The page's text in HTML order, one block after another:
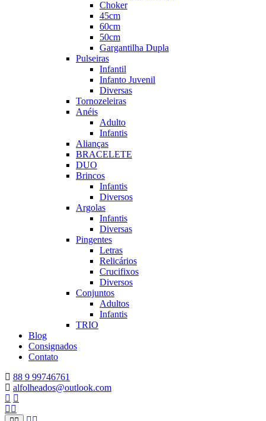
Choker
45cm
60cm
50cm
Gargantilha Dupla
Pulseiras
Infantil
Infanto Juvenil
Diversas
Tornozeleiras
Anéis
Adulto
Infantis
Alianças
BRACELETE
DUO
Brincos
Infantis
Diversos
Argolas
Infantis
Diversas
Pingentes
Letras
Relicários
Crucifixos
Diversos
Conjuntos
Adultos
Infantis
TRIO
Blog
Consignados
Contato
88 9 99746761
alfolheados@outlook.com